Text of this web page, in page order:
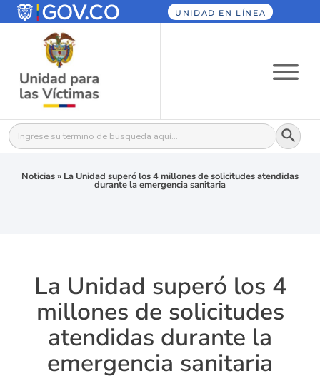
UNIDAD EN LÍNEA
Buscar: Botón
Noticias» La Unidad superó los 4 millones de solicitudes atendidas
durante la emergencia sanitaria
La Unidad superó los 4
millones de solicitudes
atendidas durante la
emergencia sanitaria